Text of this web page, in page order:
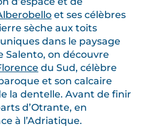
et ses célèbres
sèche aux toits
dans le paysage
Salento, on découvre
du Sud, célèbre
et son calcaire
la dentelle. Avant de finir
d’Otrante, en
à l’Adriatique.